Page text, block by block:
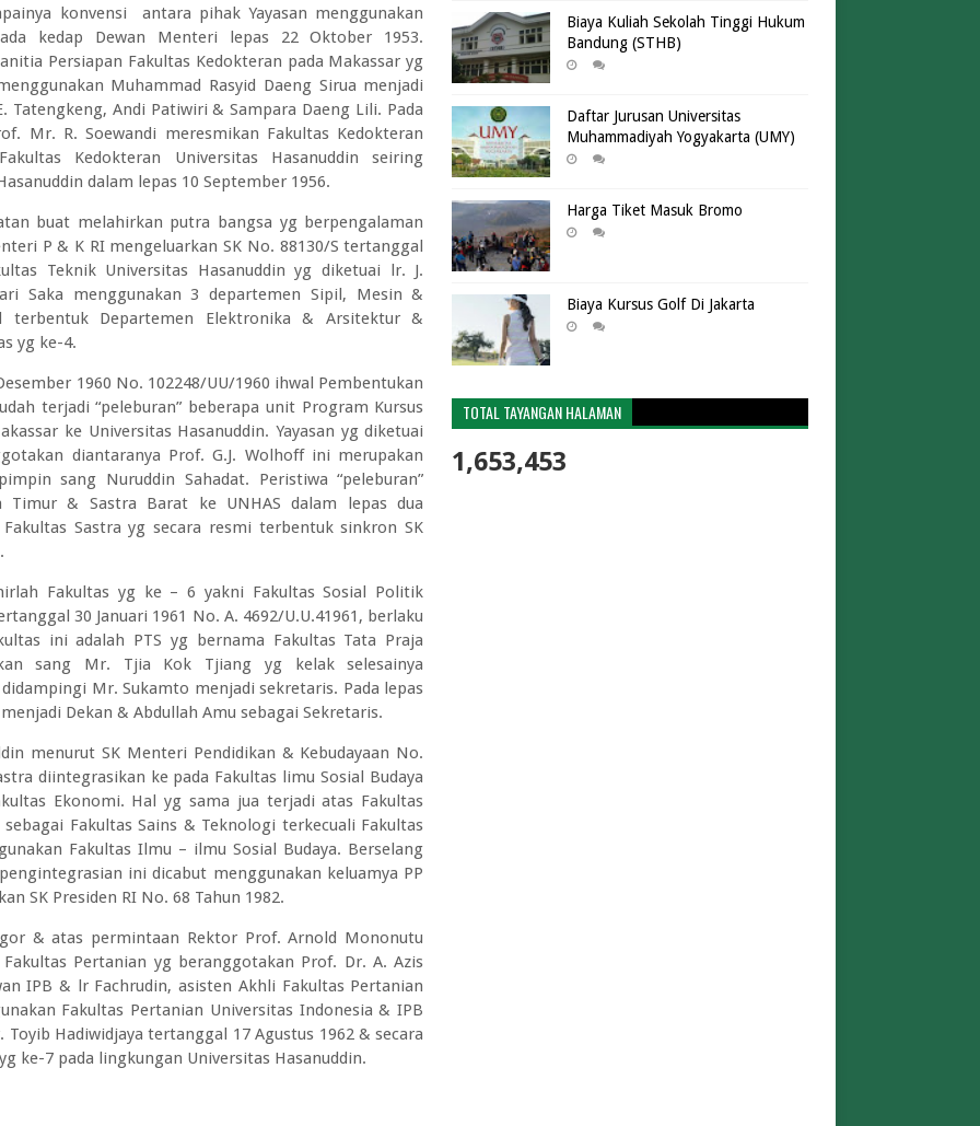
konvensi antara pihak Yayasan menggunakan
kedap Dewan Menteri lepas 22 Oktober 1953.
Persiapan Fakultas Kedokteran pada Makassar yg
Muhammad Rasyid Daeng Sirua menjadi
Andi Patiwiri & Sampara Daeng Lili. Pada
Mr. R. Soewandi meresmikan Fakultas Kedokteran
Kedokteran Universitas Hasanuddin seiring
dalam lepas 10 September 1956.
buat melahirkan putra bangsa yg berpengalaman
P & K RI mengeluarkan SK No. 88130/S tertanggal
Teknik Universitas Hasanuddin yg diketuai lr. J.
Saka menggunakan 3 departemen Sipil, Mesin &
terbentuk Departemen Elektronika & Arsitektur &
yg ke-4.
1960 No. 102248/UU/1960 ihwal Pembentukan
terjadi “peleburan” beberapa unit Program Kursus
ke Universitas Hasanuddin. Yayasan yg diketuai
diantaranya Prof. G.J. Wolhoff ini merupakan
sang Nuruddin Sahadat. Peristiwa “peleburan”
Timur & Sastra Barat ke UNHAS dalam lepas dua
Sastra yg secara resmi terbentuk sinkron SK
Fakultas yg ke – 6 yakni Fakultas Sosial Politik
30 Januari 1961 No. A. 4692/U.U.41961, berlaku
ini adalah PTS yg bernama Fakultas Tata Praja
sang Mr. Tjia Kok Tjiang yg kelak selesainya
Mr. Sukamto menjadi sekretaris. Pada lepas
Dekan & Abdullah Amu sebagai Sekretaris.
menurut SK Menteri Pendidikan & Kebudayaan No.
diintegrasikan ke pada Fakultas limu Sosial Budaya
Ekonomi. Hal yg sama jua terjadi atas Fakultas
Fakultas Sains & Teknologi terkecuali Fakultas
Fakultas Ilmu – ilmu Sosial Budaya. Berselang
ini dicabut menggunakan keluamya PP
SK Presiden RI No. 68 Tahun 1982.
& atas permintaan Rektor Prof. Arnold Mononutu
Pertanian yg beranggotakan Prof. Dr. A. Azis
IPB & lr Fachrudin, asisten Akhli Fakultas Pertanian
Fakultas Pertanian Universitas Indonesia & IPB
Hadiwidjaya tertanggal 17 Agustus 1962 & secara
ke-7 pada lingkungan Universitas Hasanuddin.
Biaya Kuliah Sekolah Tinggi Hukum
Bandung (STHB)
Daftar Jurusan Universitas
Muhammadiyah Yogyakarta (UMY)
Harga Tiket Masuk Bromo
Biaya Kursus Golf Di Jakarta
TOTAL TAYANGAN HALAMAN
1,653,453